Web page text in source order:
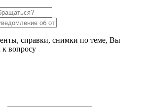
справки, снимки по теме, Вы
вопросу